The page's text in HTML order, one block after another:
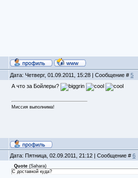
Дата: Четверг, 01.09.2011, 15:28 | Сообщение # 5
А что за Бойлеры?
Миссия выполнима!
Дата: Пятница, 02.09.2011, 21:12 | Сообщение # 6
Quote(Sahara)
C доставкой куда?